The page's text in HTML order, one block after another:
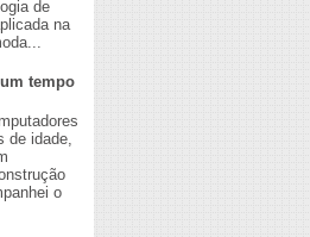
de
na
tempo
de idade,
o